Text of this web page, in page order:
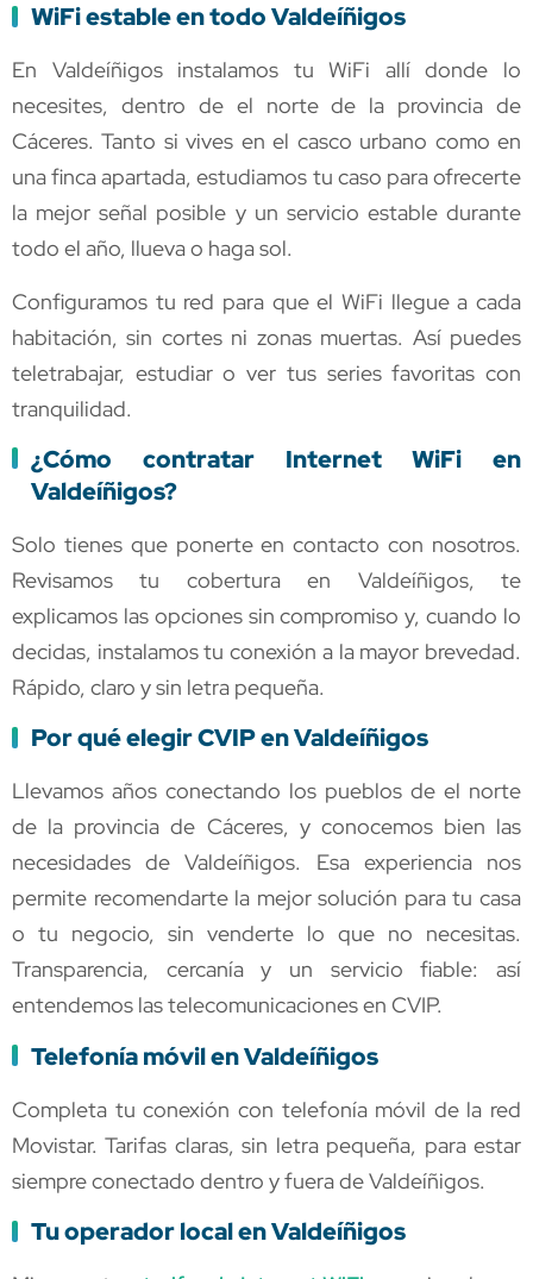
WiFi estable en todo Valdeíñigos
En Valdeíñigos instalamos tu WiFi allí donde lo
necesites, dentro de el norte de la provincia de
Cáceres. Tanto si vives en el casco urbano como en
una finca apartada, estudiamos tu caso para ofrecerte
la mejor señal posible y un servicio estable durante
todo el año, llueva o haga sol.
Configuramos tu red para que el WiFi llegue a cada
habitación, sin cortes ni zonas muertas. Así puedes
teletrabajar, estudiar o ver tus series favoritas con
tranquilidad.
¿Cómo contratar Internet WiFi en
Valdeíñigos?
Solo tienes que ponerte en contacto con nosotros.
Revisamos tu cobertura en Valdeíñigos, te
explicamos las opciones sin compromiso y, cuando lo
decidas, instalamos tu conexión a la mayor brevedad.
Rápido, claro y sin letra pequeña.
Por qué elegir CVIP en Valdeíñigos
Llevamos años conectando los pueblos de el norte
de la provincia de Cáceres, y conocemos bien las
necesidades de Valdeíñigos. Esa experiencia nos
permite recomendarte la mejor solución para tu casa
o tu negocio, sin venderte lo que no necesitas.
Transparencia, cercanía y un servicio fiable: así
entendemos las telecomunicaciones en CVIP.
Telefonía móvil en Valdeíñigos
Completa tu conexión con telefonía móvil de la red
Movistar. Tarifas claras, sin letra pequeña, para estar
siempre conectado dentro y fuera de Valdeíñigos.
Tu operador local en Valdeíñigos